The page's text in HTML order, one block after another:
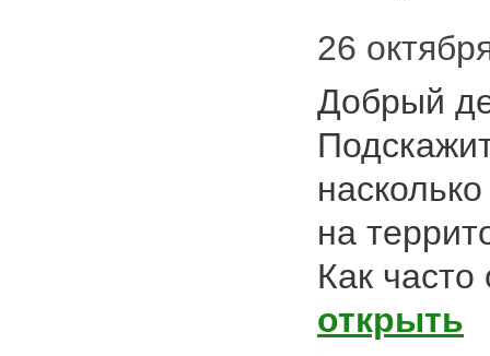
26
Добрый
на
Как часто
открыть